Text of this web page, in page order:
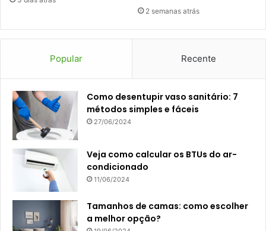
2 semanas atrás
Popular Recente
Como desentupir vaso sanitário: 7
métodos simples e fáceis
27/06/2024
Veja como calcular os BTUs do ar-
condicionado
11/06/2024
Tamanhos de camas: como escolher
a melhor opção?